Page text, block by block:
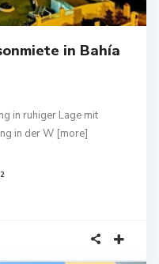
in Bahía
in ruhiger Lage mit
in der W [more]
2